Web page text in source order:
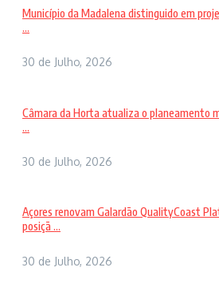
Município da Madalena distinguido em
...
30 de Julho, 2026
Câmara da Horta atualiza o planeamento
...
30 de Julho, 2026
Açores renovam Galardão QualityCoast
posiçã ...
30 de Julho, 2026